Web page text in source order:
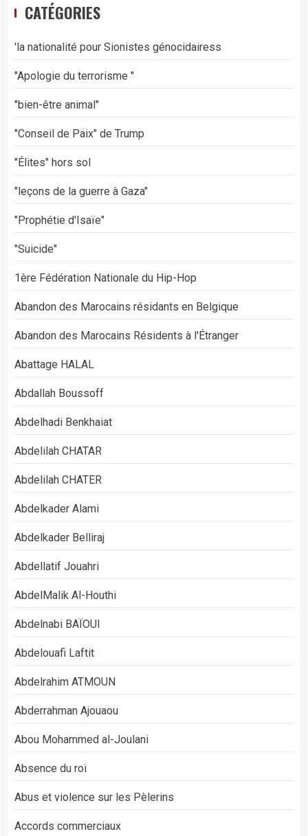
CATÉGORIES
'la nationalité pour Sionistes génocidairess
"Apologie du terrorisme "
"bien-être animal"
"Conseil de Paix" de Trump
"Élites" hors sol
"leçons de la guerre à Gaza"
"Prophétie d'Isaïe"
"Suicide"
1ère Fédération Nationale du Hip-Hop
Abandon des Marocains résidants en Belgique
Abandon des Marocains Résidents à l'Étranger
Abattage HALAL
Abdallah Boussoff
Abdelhadi Benkhaiat
Abdelilah CHATAR
Abdelilah CHATER
Abdelkader Alami
Abdelkader Belliraj
Abdellatif Jouahri
AbdelMalik Al-Houthi
Abdelnabi BAÏOUI
Abdelouafi Laftit
Abdelrahim ATMOUN
Abderrahman Ajouaou
Abou Mohammed al-Joulani
Absence du roi
Abus et violence sur les Pèlerins
Accords commerciaux